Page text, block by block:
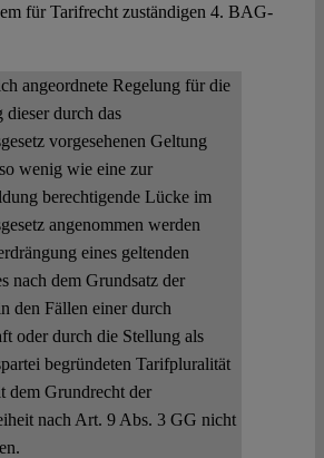
für Tarifrecht zuständigen 4. BAG-
angeordnete Regelung für die
dieser durch das
vorgesehenen Geltung
wenig wie eine zur
berechtigende Lücke im
angenommen werden
eines geltenden
nach dem Grundsatz der
den Fällen einer durch
oder durch die Stellung als
begründeten Tarifpluralität
dem Grundrecht der
nach Art. 9 Abs. 3 GG nicht